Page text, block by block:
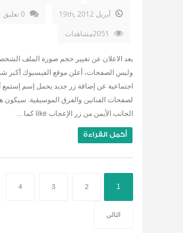
أبريل 19th, 2012
0 تعليق
بعد الاعلان عن تغيير حجم صورة الملف
وليس الصفحات، أعلن موقع الفيسبوك أكبر
لصفحات الفنانين والفرق الموسيقية. سيكون
الجانب الأيمن من زر الإعجاب like كما ...
أكمل القراءة
1
2
3
4
التالي